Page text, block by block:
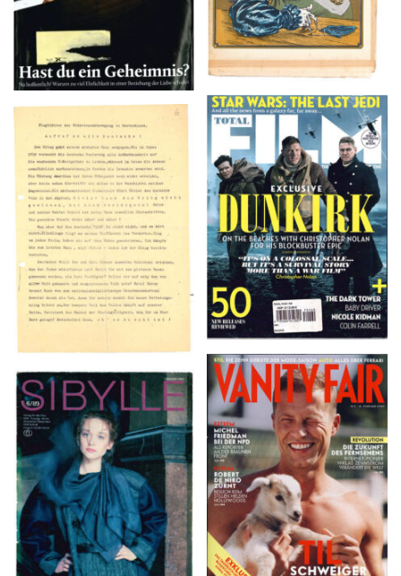
TOTAL FILM #260 –
SUMMER 2017
Flugblätter der Weissen
Rose – V, Januar 1943
VANITY FAIR – Nr. 7 –
8. Februar 2007
SIBYLLE 6/89